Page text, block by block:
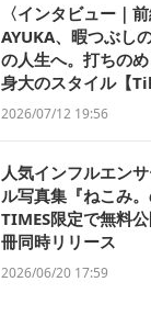
〈インタビュー｜
AYUKA、暇つぶし
の人生へ。打ちの
身大のスタイル【
2026/07/12 19:56
人気インフルエン
ル写真集『ねこみ
TIMES限定で無料
冊同時リリース
2026/06/20 17:59